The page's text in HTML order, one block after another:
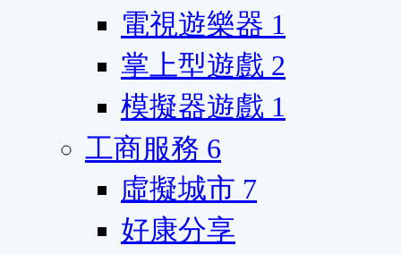
電視遊樂器 1
掌上型遊戲 2
模擬器遊戲 1
工商服務 6
虛擬城市 7
好康分享